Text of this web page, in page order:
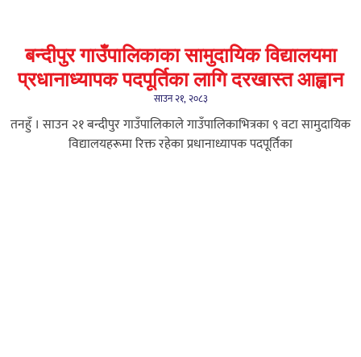
बन्दीपुर गाउँपालिकाका सामुदायिक विद्यालयमा
प्रधानाध्यापक पदपूर्तिका लागि दरखास्त आह्वान
साउन २१, २०८३
तनहुँ । साउन २१ बन्दीपुर गाउँपालिकाले गाउँपालिकाभित्रका ९ वटा सामुदायिक
विद्यालयहरूमा रिक्त रहेका प्रधानाध्यापक पदपूर्तिका